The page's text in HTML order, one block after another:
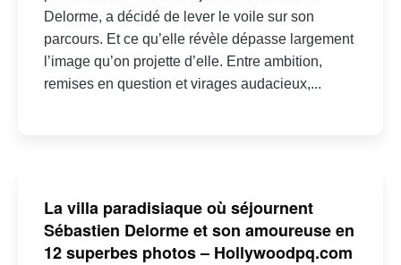
Delorme, a décidé de lever le voile sur son
parcours. Et ce qu’elle révèle dépasse largement
l’image qu’on projette d’elle. Entre ambition,
remises en question et virages audacieux,...
La villa paradisiaque où séjournent
Sébastien Delorme et son amoureuse en
12 superbes photos – Hollywoodpq.com